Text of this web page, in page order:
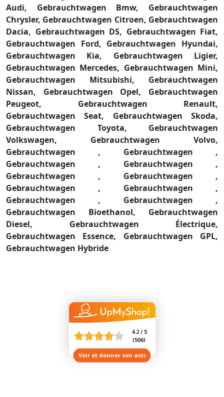
Audi, Gebrauchtwagen Bmw, Gebrauchtwagen
Chrysler, Gebrauchtwagen Citroen, Gebrauchtwagen
Dacia, Gebrauchtwagen DS, Gebrauchtwagen Fiat,
Gebrauchtwagen Ford, Gebrauchtwagen Hyundai,
Gebrauchtwagen Kia, Gebrauchtwagen Ligier,
Gebrauchtwagen Mercedes, Gebrauchtwagen Mini,
Gebrauchtwagen Mitsubishi, Gebrauchtwagen
Nissan, Gebrauchtwagen Opel, Gebrauchtwagen
Peugeot, Gebrauchtwagen Renault,
Gebrauchtwagen Seat, Gebrauchtwagen Skoda,
Gebrauchtwagen Toyota, Gebrauchtwagen
Volkswagen, Gebrauchtwagen Volvo,
Gebrauchtwagen , Gebrauchtwagen ,
Gebrauchtwagen , Gebrauchtwagen ,
Gebrauchtwagen , Gebrauchtwagen ,
Gebrauchtwagen , Gebrauchtwagen ,
Gebrauchtwagen , Gebrauchtwagen ,
Gebrauchtwagen Bioethanol, Gebrauchtwagen
Diesel, Gebrauchtwagen Électrique,
Gebrauchtwagen Essence, Gebrauchtwagen GPL,
Gebrauchtwagen Hybride
4.2 / 5
(506)
Voir et donner son avis